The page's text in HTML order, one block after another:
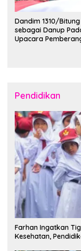
Dandim 1310/Bitung
sebagai Danup
Upacara
Pendidikan
Farhan Ingatkan
Kesehatan,